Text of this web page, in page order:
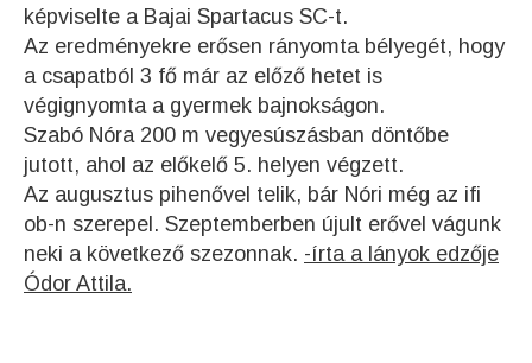
képviselte a Bajai Spartacus SC-t.
Az eredményekre erősen rányomta bélyegét, hogy
a csapatból 3 fő már az előző hetet is
végignyomta a gyermek bajnokságon.
Szabó Nóra 200 m vegyesúszásban döntőbe
jutott, ahol az előkelő 5. helyen végzett.
Az augusztus pihenővel telik, bár Nóri még az ifi
ob-n szerepel. Szeptemberben újult erővel vágunk
neki a következő szezonnak. -írta a lányok edzője
Ódor Attila.